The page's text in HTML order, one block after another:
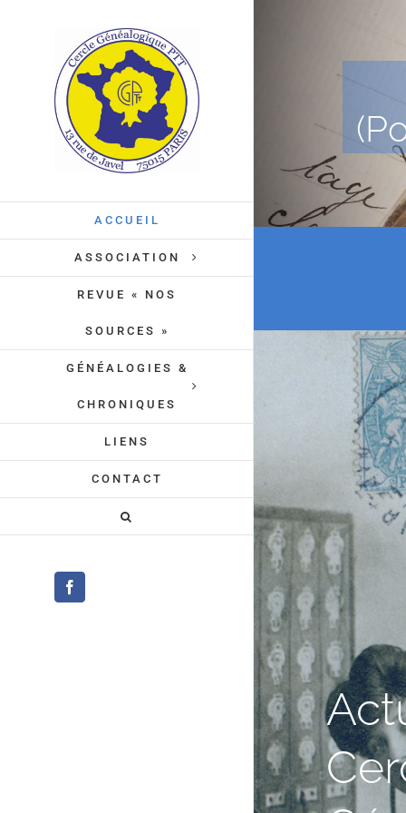
ACCUEIL
ASSOCIATION
REVUE « NOS
SOURCES »
GÉNÉALOGIES &
CHRONIQUES
LIENS
CONTACT
Facebook